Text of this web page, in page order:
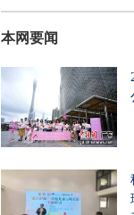
达，
本网要闻